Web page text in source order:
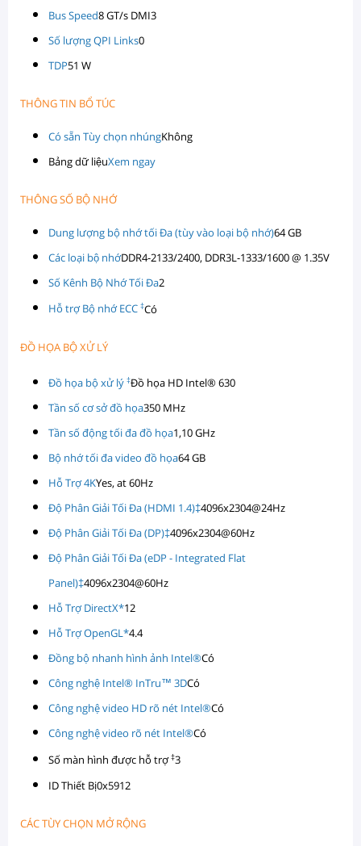
Bus Speed8 GT/s DMI3
Số lượng QPI Links0
TDP51 W
THÔNG TIN BỔ TÚC
Có sẵn Tùy chọn nhúngKhông
Bảng dữ liệuXem ngay
THÔNG SỐ BỘ NHỚ
Dung lượng bộ nhớ tối Đa (tùy vào loại bộ nhớ)64 GB
Các loại bộ nhớDDR4-2133/2400, DDR3L-1333/1600 @ 1.35V
Số Kênh Bộ Nhớ Tối Đa2
Hỗ trợ Bộ nhớ ECC ‡Có
ĐỒ HỌA BỘ XỬ LÝ
Đồ họa bộ xử lý ‡Đồ họa HD Intel® 630
Tần số cơ sở đồ họa350 MHz
Tần số động tối đa đồ họa1,10 GHz
Bộ nhớ tối đa video đồ họa64 GB
Hỗ Trợ 4KYes, at 60Hz
Độ Phân Giải Tối Đa (HDMI 1.4)‡4096x2304@24Hz
Độ Phân Giải Tối Đa (DP)‡4096x2304@60Hz
Độ Phân Giải Tối Đa (eDP - Integrated Flat
Panel)‡4096x2304@60Hz
Hỗ Trợ DirectX*12
Hỗ Trợ OpenGL*4.4
Đồng bộ nhanh hình ảnh Intel®Có
Công nghệ Intel® InTru™ 3DCó
Công nghệ video HD rõ nét Intel®Có
Công nghệ video rõ nét Intel®Có
Số màn hình được hỗ trợ‡3
ID Thiết Bị0x5912
CÁC TÙY CHỌN MỞ RỘNG